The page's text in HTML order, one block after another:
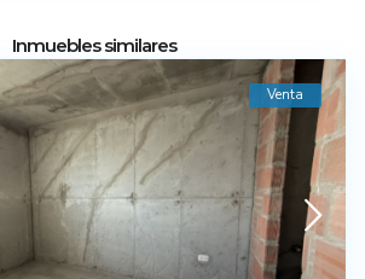
Inmuebles similares
Venta